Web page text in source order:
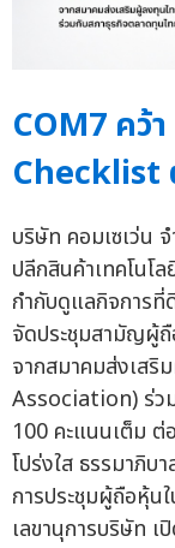
COM7 คว้
Checklist
บริษัท คอมเซเว่น
ปลีกสินค้าเทคโนโ
กำกับดูแลกิจการที่
จัดประชุมสามัญผู้
จากสมาคมส่งเส
Association) ร่ว
100 คะแนนเต็ม ต่
โปร่งใส ธรรมาภิ
การประชุมผู้ถือหุ้น
เลขานุการบริษัท เ